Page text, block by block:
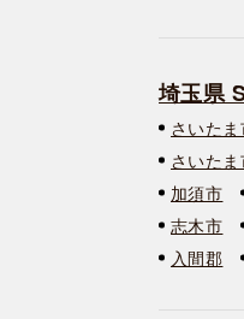
埼玉県
さいた
さいた
加須市
志木市
入間郡